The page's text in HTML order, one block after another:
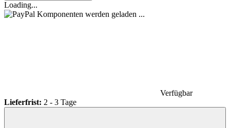
Loading...
Komponenten werden geladen ...
Verfügbar
Lieferfrist: 2 - 3 Tage